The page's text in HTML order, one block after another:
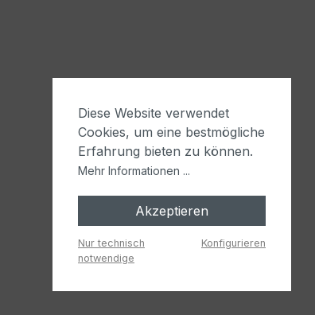
Diese Website verwendet
Cookies, um eine bestmögliche
Erfahrung bieten zu können.
Mehr Informationen ...
Akzeptieren
Nur technisch
notwendige
Konfigurieren